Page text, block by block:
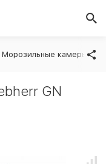
Морозильные камеры
GN